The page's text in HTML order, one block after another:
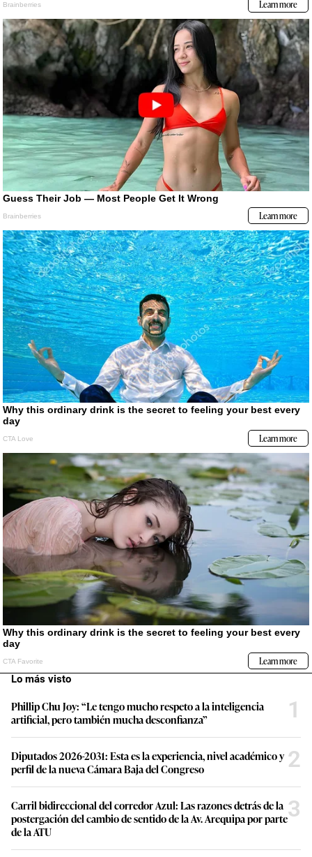
Lo más visto
Phillip Chu Joy: “Le tengo mucho respeto a la inteligencia
artificial, pero también mucha desconfianza”
1
Diputados 2026-2031: Esta es la experiencia, nivel académico y
perfil de la nueva Cámara Baja del Congreso
2
Carril bidireccional del corredor Azul: Las razones detrás de la
postergación del cambio de sentido de la Av. Arequipa por parte
de la ATU
3